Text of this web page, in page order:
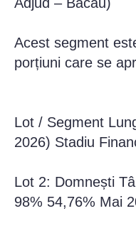
Acest segment
porțiuni care se
Lot / Segment
2026) Stadiu
Lot 2: Domnești
98% 54,76% Mai